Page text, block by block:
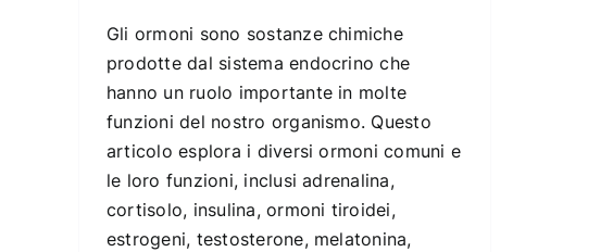
Gli ormoni sono sostanze chimiche
prodotte dal sistema endocrino che
hanno un ruolo importante in molte
funzioni del nostro organismo. Questo
articolo esplora i diversi ormoni comuni e
le loro funzioni, inclusi adrenalina,
cortisolo, insulina, ormoni tiroidei,
estrogeni, testosterone, melatonina,